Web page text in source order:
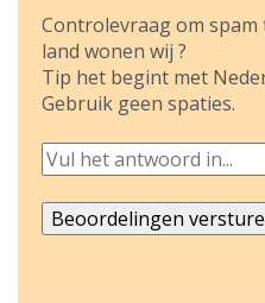
Controlevraag om
land wonen wij ?
Tip het begint met
Gebruik geen spaties.